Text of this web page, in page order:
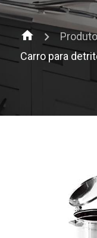
home
Carro para